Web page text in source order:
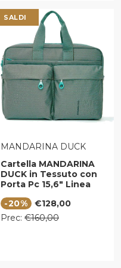
SALDI
VENDITORE:
MANDARINA DUCK
Cartella MANDARINA
DUCK in Tessuto con
Porta Pc 15,6" Linea
-20%
Prezzo di vendita
€128,00
Prezzo regolare
Prec: €160,00